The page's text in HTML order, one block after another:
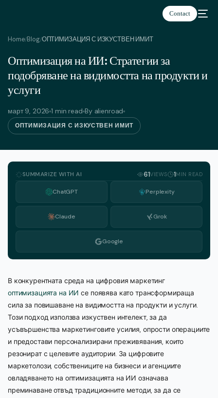
Contact
Home/Blog/ОПТИМИЗАЦИЯ С ИЗКУСТВЕН ИМИТ
Оптимизация на ИИ: Стратегии за
подобряване на видимостта на продукти и
услуги
март 9, 2026 1 min read By alienroad
ОПТИМИЗАЦИЯ С ИЗКУСТВЕН ИМИТ
SUMMARIZE WITH AI 61VIEWS 1MIN READ
ChatGPT Perplexity
Claude Grok
Google
В конкурентната среда на цифровия маркетинг
оптимизацията на ИИ се появява като трансформираща
сила за повишаване на видимостта на продукти и услуги.
Този подход използва изкуствен интелект, за да
усъвършенства маркетинговите усилия, опрости операциите
и предостави персонализирани преживявания, които
резонират с целевите аудитории. За цифровите
маркетолози, собствениците на бизнеси и агенциите
овладяването на оптимизацията на ИИ означава
преминаване отвъд традиционните методи, за да се
Български